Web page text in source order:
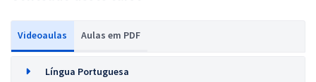
Videoaulas Aulas em PDF
Língua Portuguesa